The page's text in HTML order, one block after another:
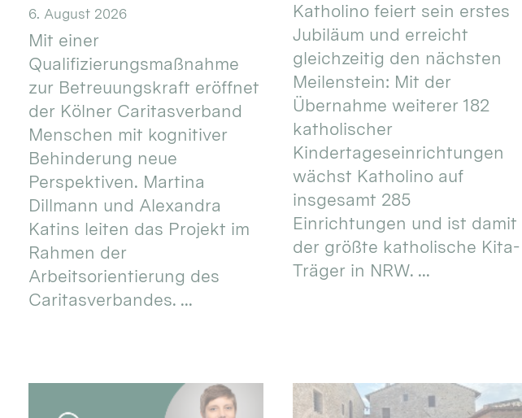
6. August 2026
Mit einer
Qualifizierungsmaßnahme
zur Betreuungskraft eröffnet
der Kölner Caritasverband
Menschen mit kognitiver
Behinderung neue
Perspektiven. Martina
Dillmann und Alexandra
Katins leiten das Projekt im
Rahmen der
Arbeitsorientierung des
Caritasverbandes. ...
Katholino feiert sein erstes
Jubiläum und erreicht
gleichzeitig den nächsten
Meilenstein: Mit der
Übernahme weiterer 182
katholischer
Kindertageseinrichtungen
wächst Katholino auf
insgesamt 285
Einrichtungen und ist damit
der größte katholische Kita-
Träger in NRW. ...